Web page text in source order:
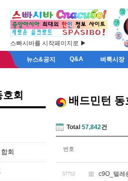
스빠시바를 시작페이지로 ▶
뉴스&공지 Q&A 벼룩시장
회
회
배드민턴 동
Total 57,842건
번호
57752 c9O_텔레